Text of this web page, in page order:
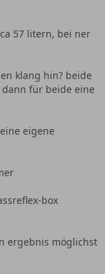
57 litern, bei ner
klang hin? beide
für beide eine
eigene
box
ergebnis möglichst